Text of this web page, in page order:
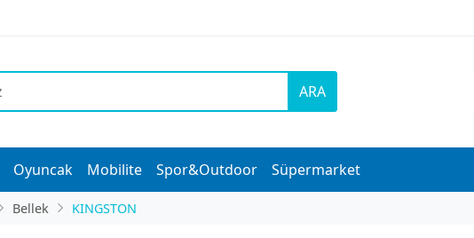
ARA
Oyuncak Mobilite Spor&Outdoor Süpermarket
Bellek KINGSTON